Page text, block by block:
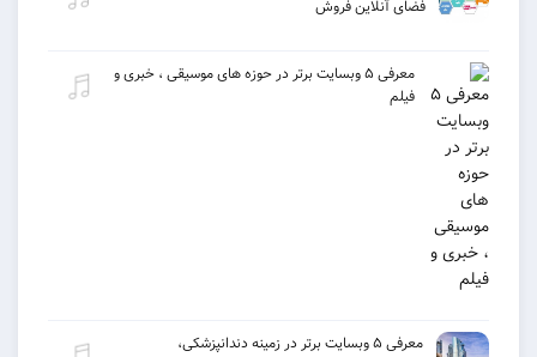
فضای آنلاین فروش
معرفی ۵ وبسایت برتر در حوزه های موسیقی ، خبری و
فیلم
معرفی ۵ وبسایت برتر در زمینه دندانپزشکی،